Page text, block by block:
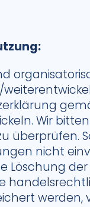
Wir bitten
überprüfen.
nicht
Löschung
werden,